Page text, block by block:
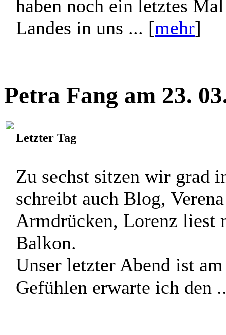
War sehr gemütlich und
Programm mehr hatten.
Landes in uns ... [ mehr ]
Petra Fang am 23.
Letzter Tag
Zu sechst sitzen wir grad
schreibt auch Blog,
Armdrücken, Lorenz liest